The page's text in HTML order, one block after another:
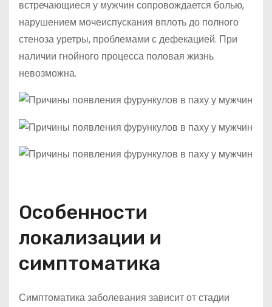
встречающиеся у мужчин сопровождается болью,
нарушением мочеиспускания вплоть до полного
стеноза уретры, проблемами с дефекацией. При
наличии гнойного процесса половая жизнь
невозможна.
Особенности
локализации и
симптоматика
Симптоматика заболевания зависит от стадии